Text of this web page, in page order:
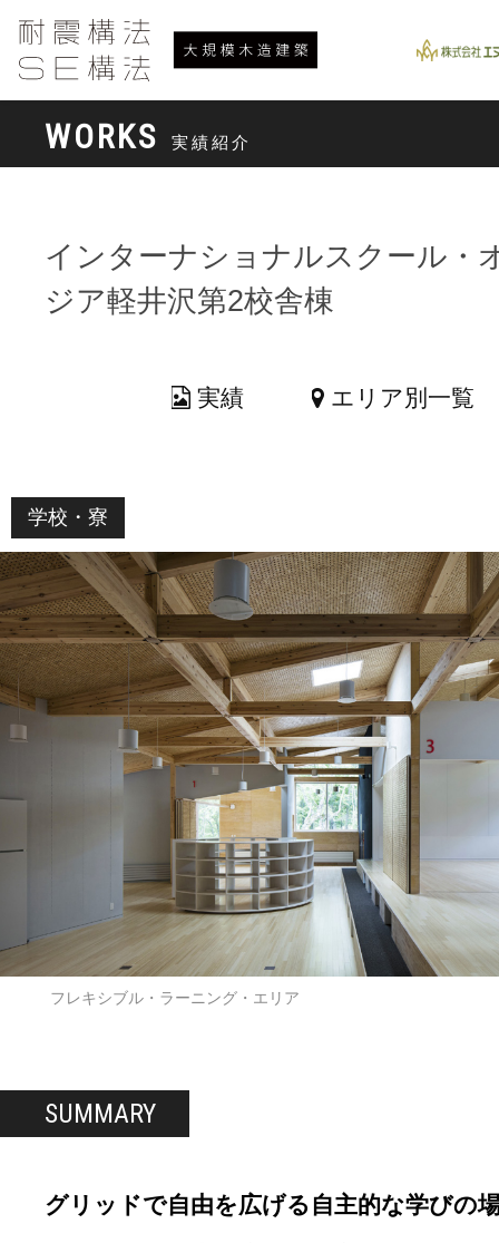
WORKS 実績紹介
インターナショナルスクール・
ジア軽井沢第2校舎棟
実績 エリア別一覧
学校・寮
フレキシブル・ラーニング・エリア
SUMMARY
グリッドで自由を広げる自主的な学びの